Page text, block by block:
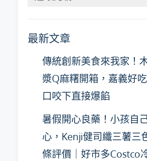
整
最新文章
傳統創新美食來我家！
漿Q麻糬開箱，嘉義好
口咬下直接爆餡
暑假開心良藥！小孩自
心，Kenji健司纖三薯三
條評價｜好市多Costco